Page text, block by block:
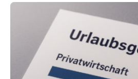
ist demnach Berlin. Betrachtet
der Freiberuflerinnen, so liegt
Berlin starteten in 2024 die
eigene freiberufliche Existenz,
Städte Hamburg, München und
hingegen die